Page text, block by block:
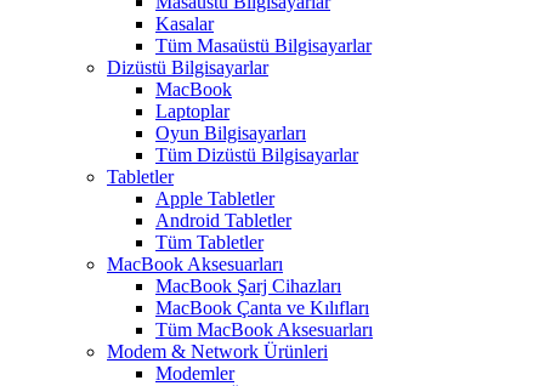
Kasalar
Tüm Masaüstü Bilgisayarlar
Dizüstü Bilgisayarlar
MacBook
Laptoplar
Oyun Bilgisayarları
Tüm Dizüstü Bilgisayarlar
Tabletler
Apple Tabletler
Android Tabletler
Tüm Tabletler
MacBook Aksesuarları
MacBook Şarj Cihazları
MacBook Çanta ve Kılıfları
Tüm MacBook Aksesuarları
Modem & Network Ürünleri
Modemler